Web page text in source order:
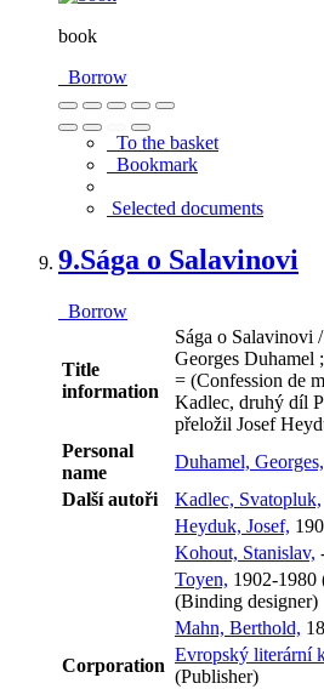
book
Borrow
To the basket
Bookmark
Selected documents
9.Sága o Salavinovi
Borrow
Title
information
Sága o Salavinovi
Georges
= (Confession de
Kadlec, druhý díl
přeložil Josef
Personal
name
Duhamel, Georges,
Další autoři
Kadlec, Svatopluk,
Heyduk, Josef,
Kohout, Stanislav,
Toyen, 1902-1980
(Binding designer)
Mahn, Berthold,
Corporation
Evropský literární
(Publisher)